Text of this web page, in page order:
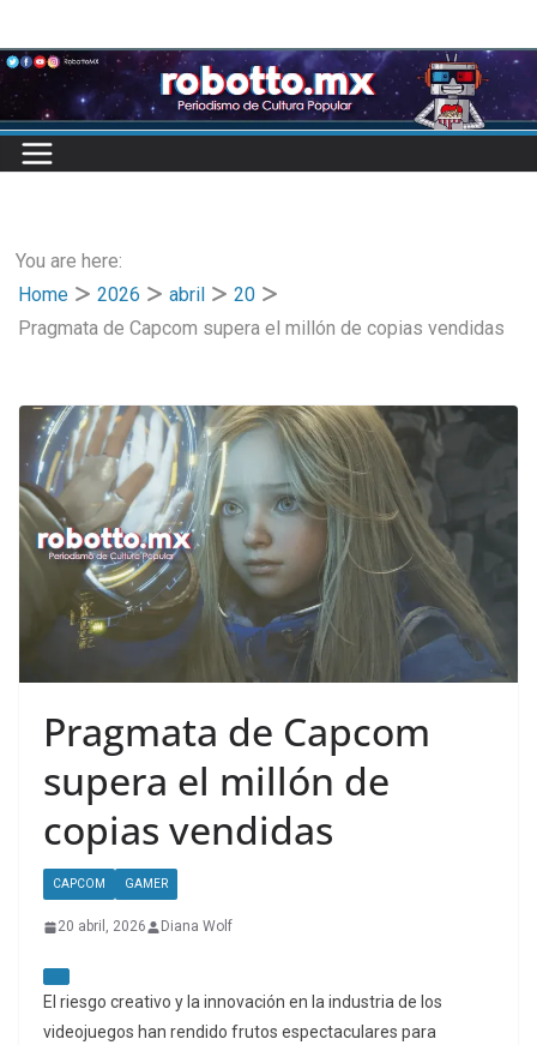
to
content
You are here:
Home
2026 abril
20
Pragmata de Capcom supera el millón de copias vendidas
Pragmata de Capcom
supera el millón de
copias vendidas
CAPCOM GAMER
20 abril, 2026 Diana Wolf
El riesgo creativo y la innovación en la industria de los
videojuegos han rendido frutos espectaculares para